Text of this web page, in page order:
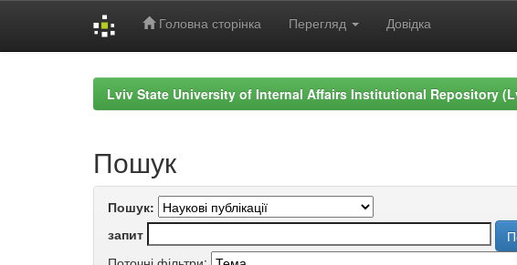
Головна сторінка Перегляд Довідка
Lviv State University of Internal Affairs Institutional Repository
Пошук
Пошук:
запит